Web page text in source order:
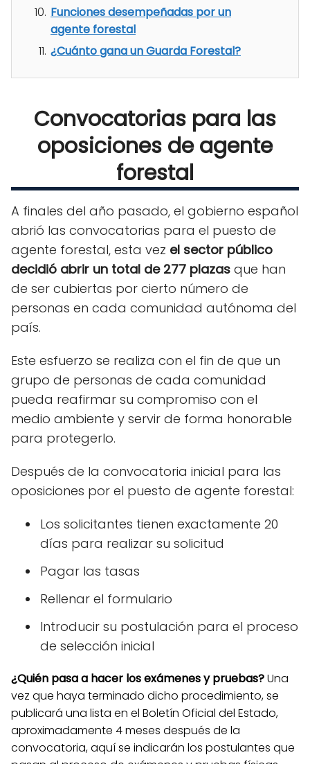
Funciones desempeñadas por un
agente forestal
¿Cuánto gana un Guarda Forestal?
Convocatorias para las
oposiciones de agente
forestal
A finales del año pasado, el gobierno español
abrió las convocatorias para el puesto de
agente forestal, esta vez el sector público
decidió abrir un total de 277 plazas que han
de ser cubiertas por cierto número de
personas en cada comunidad autónoma del
país.
Este esfuerzo se realiza con el fin de que un
grupo de personas de cada comunidad
pueda reafirmar su compromiso con el
medio ambiente y servir de forma honorable
para protegerlo.
Después de la convocatoria inicial para las
oposiciones por el puesto de agente forestal:
Los solicitantes tienen exactamente 20
días para realizar su solicitud
Pagar las tasas
Rellenar el formulario
Introducir su postulación para el proceso
de selección inicial
¿Quién pasa a hacer los exámenes y pruebas?Una
vez que haya terminado dicho procedimiento, se
publicará una lista en el Boletín Oficial del Estado,
aproximadamente 4 meses después de la
convocatoria, aquí se indicarán los postulantes que